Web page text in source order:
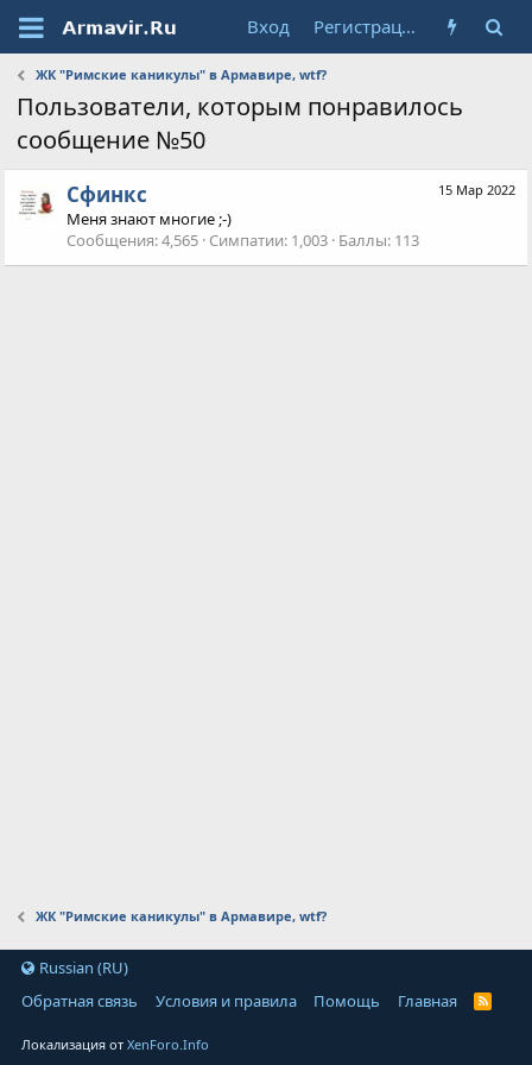
Вход Регистрация
ЖК "Римские каникулы" в Армавире, wtf?
Пользователи, которым понравилось
сообщение №50
15 Мар 2022
Сфинкс
Меня знают многие ;-)
Сообщения 4,565 Симпатии 1,003 Баллы 113
ЖК "Римские каникулы" в Армавире, wtf?
Russian (RU)
Обратная связь
Условия и правила Помощь Главная
Локализация отXenForo.Info